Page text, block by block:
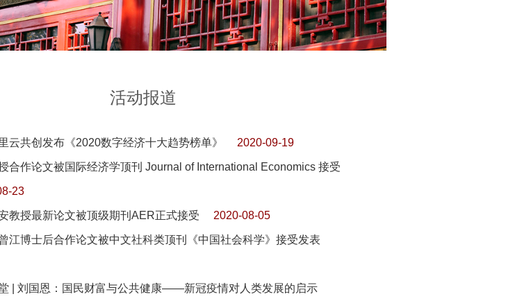
活动报道
云共创发布《2020数字经济十大趋势榜单》 2020-09-19
合作论文被国际经济学顶刊 Journal of International Economics 接受
23
教授最新论文被顶级期刊AER正式接受 2020-08-05
江博士后合作论文被中文社科类顶刊《中国社会科学》接受发表
| 刘国恩：国民财富与公共健康——新冠疫情对人类发展的启示